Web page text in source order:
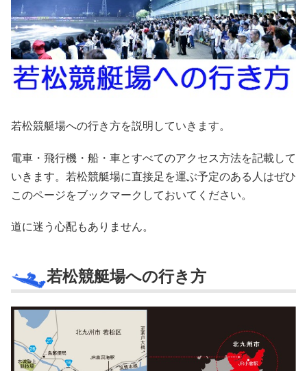
若松競艇場への行き方を説明していきます。
電車・飛行機・船・車とすべてのアクセス方法を記載して
いきます。若松競艇場に直接足を運ぶ予定のある人はぜひ
このページをブックマークしておいてください。
道に迷う心配もありません。
若松競艇場への行き方